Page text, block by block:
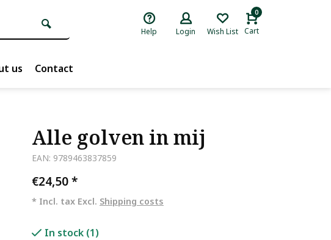
Help Login Wish List
0
Cart
us Contact
Alle golven in mij
EAN: 9789463837859
€24,50*
* Incl. tax Excl. Shipping costs
In stock (1)